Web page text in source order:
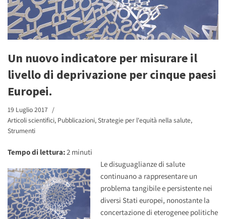
Un nuovo indicatore per misurare il
livello di deprivazione per cinque paesi
Europei.
19 Luglio 2017
Articoli scientifici, Pubblicazioni,Strategie per l'equità nella salute,
Strumenti
Tempo di lettura:2 minuti
Le disuguaglianze di salute
continuano a rappresentare un
problema tangibile e persistente nei
diversi Stati europei, nonostante la
concertazione di eterogenee politiche